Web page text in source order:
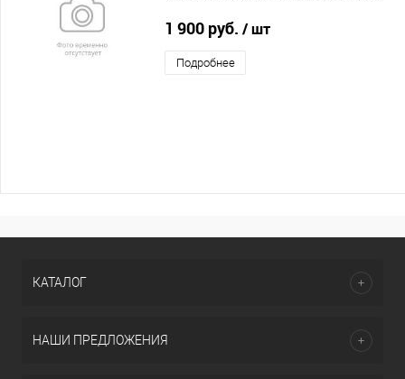
1 900 руб. / шт
Подробнее
КАТАЛОГ
НАШИ ПРЕДЛОЖЕНИЯ